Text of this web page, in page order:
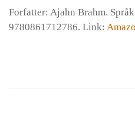
Forfatter: Ajahn Brahm.
9780861712786. Link: